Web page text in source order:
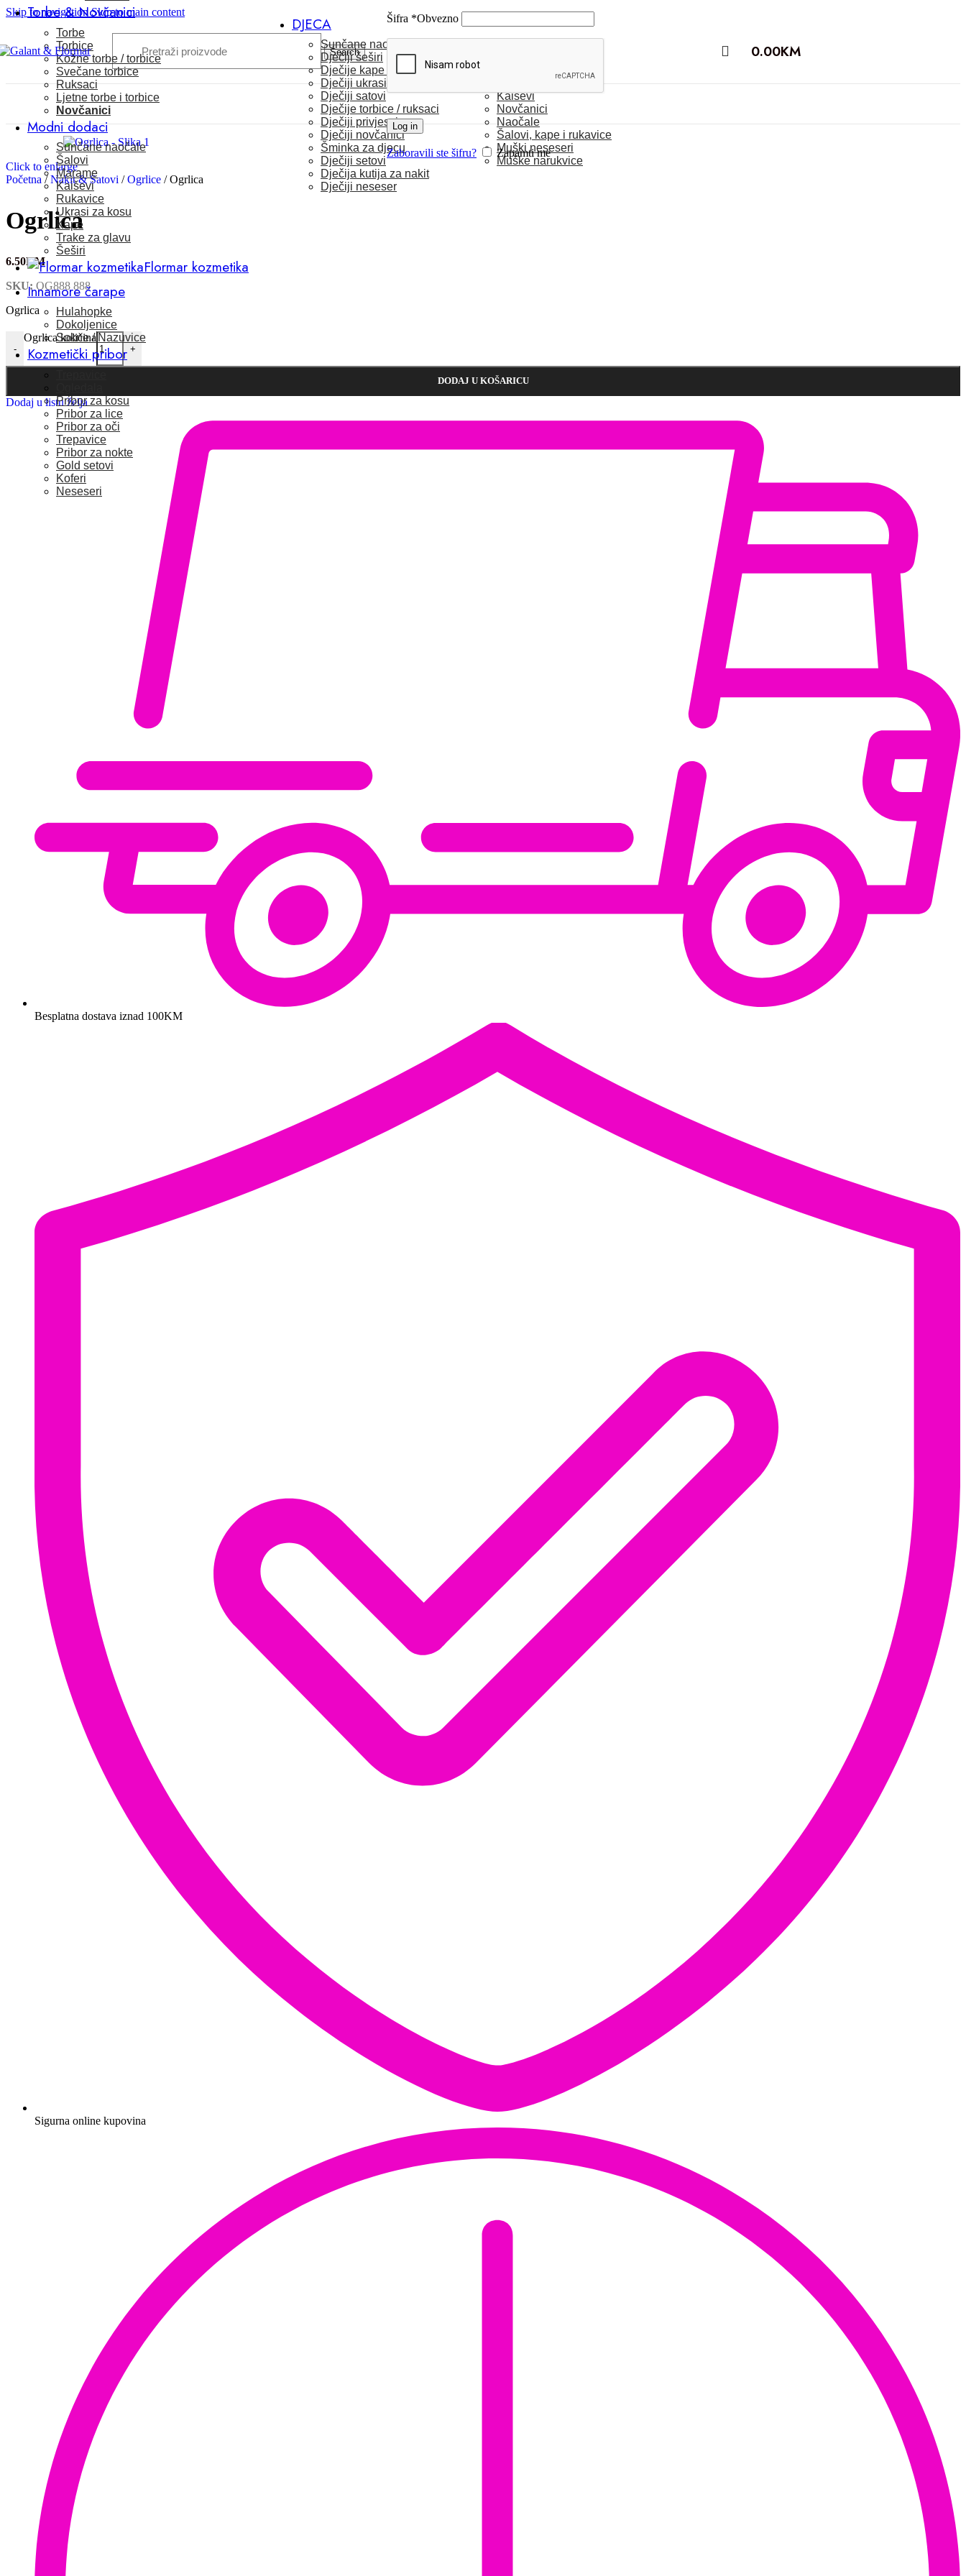
Skip to navigationSkip to main content
Search
Šifra *Obvezno
Log in
Zaboravili ste šifru? Zapamti me
0.00KM
Torbe & Novčanici
Torbe
Torbice
Kožne torbe / torbice
Svečane torbice
Ruksaci
Ljetne torbe i torbice
Novčanici
Modni dodaci
Sunčane naočale
Šalovi
Marame
Kaiševi
Rukavice
Ukrasi za kosu
Kape
Trake za glavu
Šeširi
Flormar kozmetika
Innamore čarape
Hulahopke
Dokoljenice
Sokne / Nazuvice
Kozmetički pribor
Pribor za kosu
Pribor za lice
Pribor za oči
Trepavice
Pribor za nokte
Gold setovi
Koferi
Neseseri
DJECA
Sunčane naočale
Dječiji šeširi
Dječije kape / rukavice
Dječiji ukrasi za kosu
Dječiji satovi
Dječije torbice / ruksaci
Dječiji privjesci
Dječiji novčanici
Šminka za djecu
Dječiji setovi
Dječija kutija za nakit
Dječiji neseser
Kaiševi
Novčanici
Naočale
Šalovi, kape i rukavice
Muški neseseri
Muške narukvice
Click to enlarge
Početna / Nakit & Satovi / Ogrlice / Ogrlica
Ogrlica
6.50KM
SKU: OG888 888
Ogrlica
-
Ogrlica količina
+
DODAJ U KOŠARICU
Dodaj u listu želja
Besplatna dostava iznad 100KM
Sigurna online kupovina